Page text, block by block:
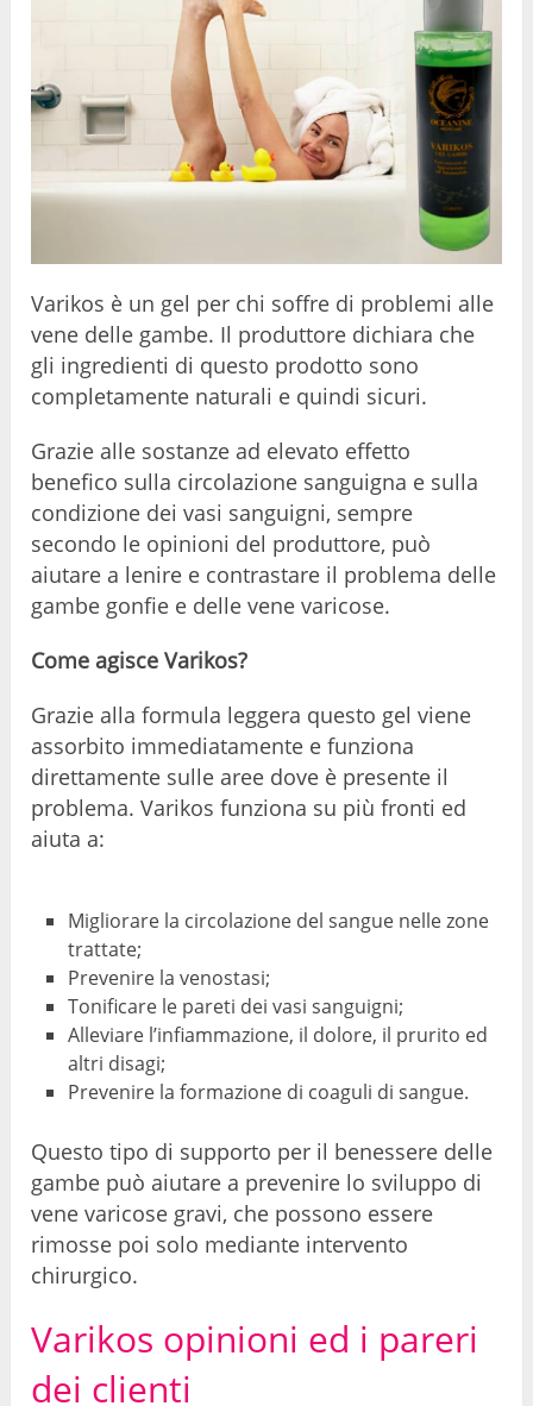
Varikos è un gel per chi soffre di problemi alle
vene delle gambe. Il produttore dichiara che
gli ingredienti di questo prodotto sono
completamente naturali e quindi sicuri.
Grazie alle sostanze ad elevato effetto
benefico sulla circolazione sanguigna e sulla
condizione dei vasi sanguigni, sempre
secondo le opinioni del produttore, può
aiutare a lenire e contrastare il problema delle
gambe gonfie e delle vene varicose.
Come agisce Varikos?
Grazie alla formula leggera questo gel viene
assorbito immediatamente e funziona
direttamente sulle aree dove è presente il
problema. Varikos funziona su più fronti ed
aiuta a:
Migliorare la circolazione del sangue nelle zone
trattate;
Prevenire la venostasi;
Tonificare le pareti dei vasi sanguigni;
Alleviare l’infiammazione, il dolore, il prurito ed
altri disagi;
Prevenire la formazione di coaguli di sangue.
Questo tipo di supporto per il benessere delle
gambe può aiutare a prevenire lo sviluppo di
vene varicose gravi, che possono essere
rimosse poi solo mediante intervento
chirurgico.
Varikos opinioni ed i pareri
dei clienti